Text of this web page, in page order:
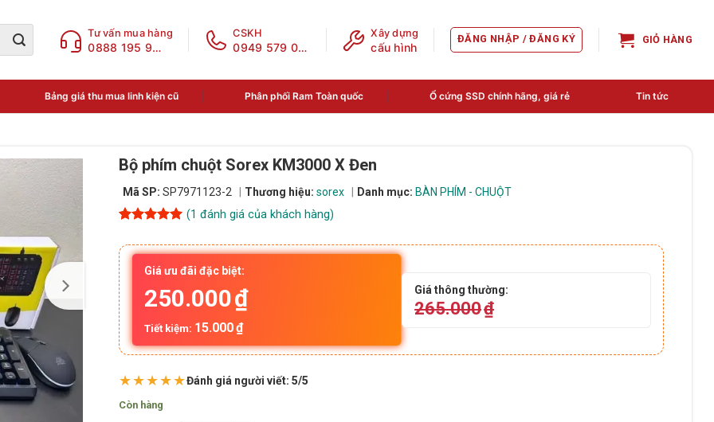
Tư vấn mua hàng
0888 195 969
CSKH
0949 579 078
Xây dựng
cấu hình
ĐĂNG NHẬP / ĐĂNG KÝ GIỎ HÀNG
Bảng giá thu mua linh kiện cũ Phân phối Ram Toàn quốc Ổ cứng SSD chính hãng, giá rẻ Tin tức
Bộ phím chuột Sorex KM3000 X Đen
Mã SP: SP7971123-2 Thương hiệu: sorex Danh mục: BÀN PHÍM - CHUỘT
dựa trên
đánh giá
(1 đánh giá của khách hàng)
Giá ưu đãi đặc biệt:
250.000₫
Tiết kiệm: 15.000₫
Giá thông thường:
265.000₫
★★★★★Đánh giá người viết: 5/5
Còn hàng